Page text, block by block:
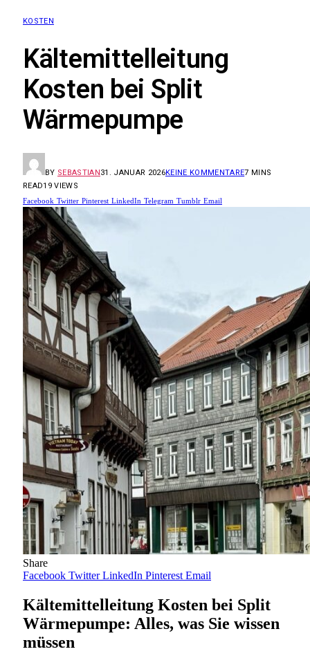
KOSTEN
Kältemittelleitung
Kosten bei Split
Wärmepumpe
BY SEBASTIAN31. JANUAR 2026KEINE KOMMENTARE7 MINS
READ19VIEWS
Facebook Twitter Pinterest LinkedIn Telegram Tumblr Email
Share
Facebook Twitter LinkedIn Pinterest Email
Kältemittelleitung Kosten bei Split
Wärmepumpe: Alles, was Sie wissen
müssen